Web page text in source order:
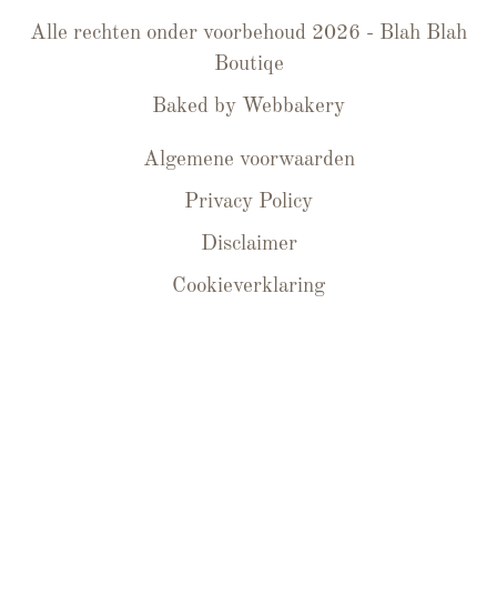
Alle rechten onder voorbehoud 2026 - Blah Blah
Boutiqe
Baked by Webbakery
Algemene voorwaarden
Privacy Policy
Disclaimer
Cookieverklaring